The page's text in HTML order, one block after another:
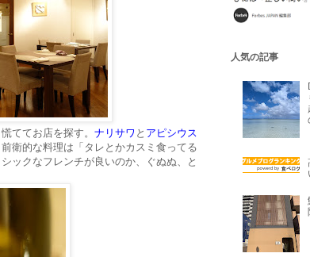
ててお店を探す。 ナリサワ と アピシウス
衛的な料理は「タレとかカスミ食ってる
ックなフレンチが良いのか、ぐぬぬ、と
人気の記事